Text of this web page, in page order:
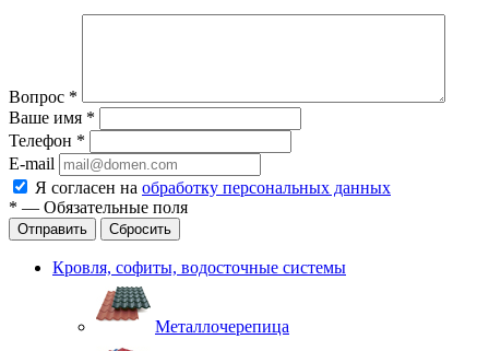
Вопрос *
Ваше имя *
Телефон *
E-mail
Я согласен на обработку персональных данных
* — Обязательные поля
Отправить Сбросить
Кровля, софиты, водосточные системы
Металлочерепица